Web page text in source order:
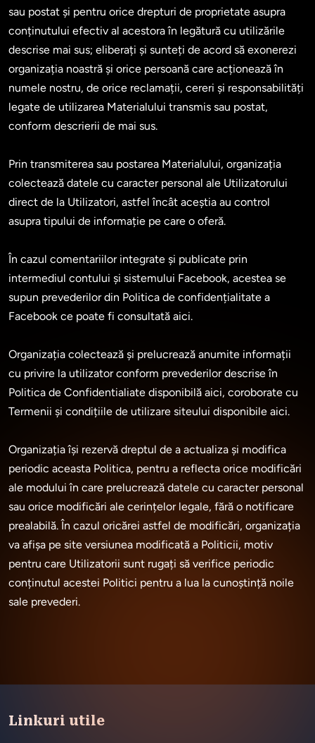
sau postat și pentru orice drepturi de proprietate asupra
conținutului efectiv al acestora în legătură cu utilizările
descrise mai sus; eliberați și sunteți de acord să exonerezi
organizația noastră și orice persoană care acționează în
numele nostru, de orice reclamații, cereri și responsabilități
legate de utilizarea Materialului transmis sau postat,
conform descrierii de mai sus.
Prin transmiterea sau postarea Materialului, organizația
colectează datele cu caracter personal ale Utilizatorului
direct de la Utilizatori, astfel încât aceștia au control
asupra tipului de informație pe care o oferă.
În cazul comentariilor integrate și publicate prin
intermediul contului și sistemului Facebook, acestea se
supun prevederilor din Politica de confidențialitate a
Facebook ce poate fi consultată aici.
Organizația colectează și prelucrează anumite informații
cu privire la utilizator conform prevederilor descrise în
Politica de Confidentialiate disponibilă aici, coroborate cu
Termenii și condițiile de utilizare siteului disponibile aici.
Organizația își rezervă dreptul de a actualiza și modifica
periodic aceasta Politica, pentru a reflecta orice modificări
ale modului în care prelucrează datele cu caracter personal
sau orice modificări ale cerințelor legale, fără o notificare
prealabilă. În cazul oricărei astfel de modificări, organizația
va afișa pe site versiunea modificată a Politicii, motiv
pentru care Utilizatorii sunt rugați să verifice periodic
conținutul acestei Politici pentru a lua la cunoștință noile
sale prevederi.
Linkuri utile